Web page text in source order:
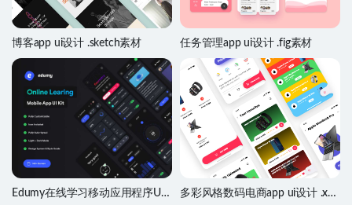
博客app ui设计 .sketch素材 任务管理app ui设计 .fig素材
Edumy在线学习移动应用程序UI
多彩风格数码电商app ui设计 .xd